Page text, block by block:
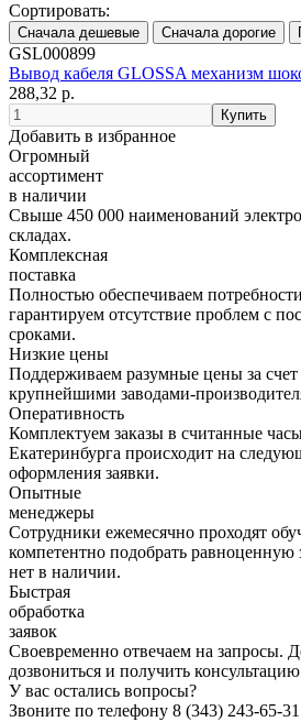
Сортировать:
GSL000899
Вывод кабеля GLOSSA механизм
288,32 р.
Добавить в избранное
Огромный
ассортимент
в наличии
Свыше 450 000 наименований
складах.
Комплексная
поставка
Полностью обеспечиваем
гарантируем отсутствие проблем с
сроками.
Низкие цены
Поддерживаем разумные цены за
крупнейшими заводами-
Оперативность
Комплектуем заказы в считанные
Екатеринбурга происходит на
оформления заявки.
Опытные
менеджеры
Сотрудники ежемесячно проходят
компетентно подобрать равноценную
нет в наличии.
Быстрая
обработка
заявок
Своевременно отвечаем на запросы.
дозвониться и получить
У вас остались вопросы?
Звоните по телефону 8 (343) 243-65-31